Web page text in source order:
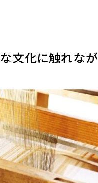
文化に触れなが